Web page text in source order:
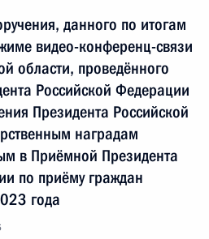
данного по итогам
видео-конференц-связи
области, проведённого
Российской Федерации
Президента Российской
наградам
в Приёмной Президента
по приёму граждан
года